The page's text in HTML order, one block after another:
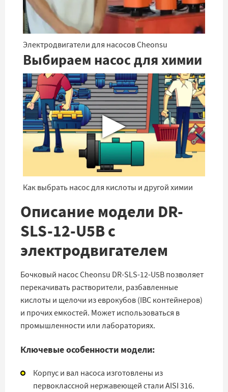
Электродвигатели для насосов Cheonsu
Выбираем насос для химии
▶
Как выбрать насос для кислоты и другой химии
Описание модели DR-
SLS-12-U5B с
электродвигателем
Бочковый насос Cheonsu DR-SLS-12-U5B позволяет
перекачивать растворители, разбавленные
кислоты и щелочи из еврокубов (IBC контейнеров)
и прочих емкостей. Может использоваться в
промышленности или лабораториях.
Ключевые особенности модели:
Корпус и вал насоса изготовлены из
первоклассной нержавеющей стали AISI 316.